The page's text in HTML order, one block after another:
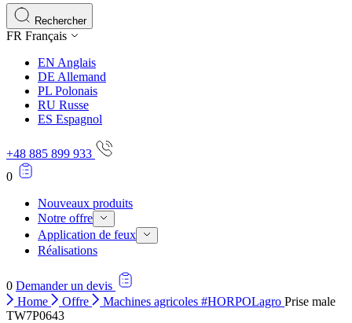
Rechercher
FR Français
EN Anglais
DE Allemand
PL Polonais
RU Russe
ES Espagnol
+48 885 899 933
0
Nouveaux produits
Notre offre
Application de feux
Réalisations
0 Demander un devis
Home
Offre Machines agricoles #HORPOLagro Prise male
TW7P0643
rapportant des informations de manière anonyme.
Les cookies marketing sont utilisés pour suivre les
engageantes pour l'utilisateur individuel et, par
Non classés
Les cookies non classés sont des cookies qui sont en